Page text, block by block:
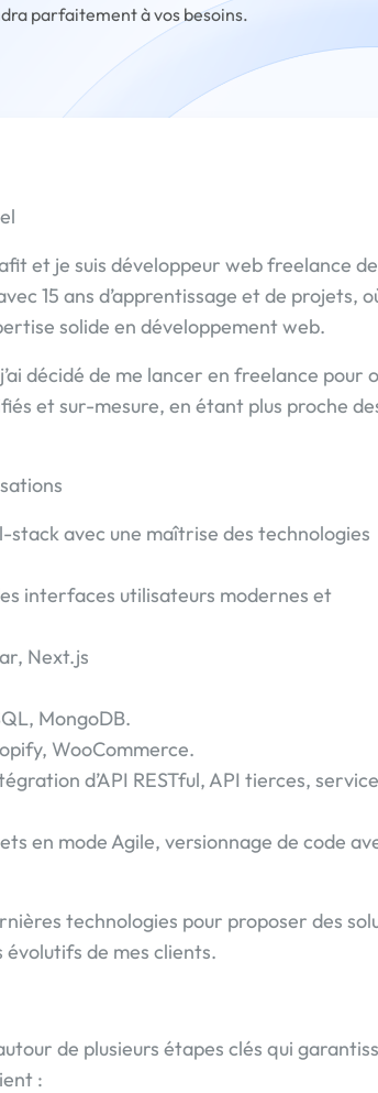
parfaitement à vos besoins.
et je suis développeur web freelance
15 ans d’apprentissage et de projets,
solide en développement web.
décidé de me lancer en freelance pour
et sur-mesure, en étant plus proche
avec une maîtrise des technologies
interfaces utilisateurs modernes et
Next.js
MongoDB.
WooCommerce.
d’API RESTful, API tierces,
en mode Agile, versionnage de code
technologies pour proposer des
de mes clients.
de plusieurs étapes clés qui
: